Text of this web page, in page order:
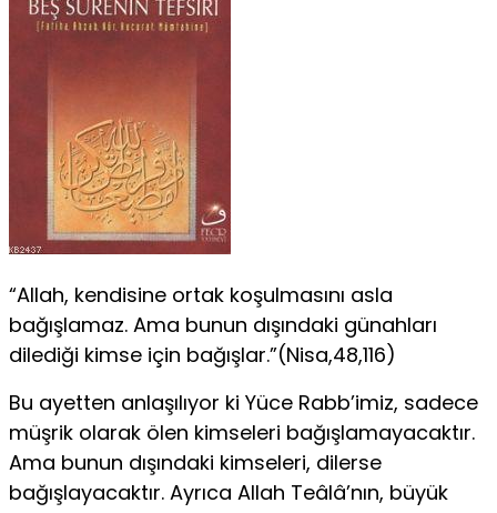
“Allah, kendisine ortak koşulmasını asla
bağışlamaz. Ama bunun dışındaki günahları
dilediği kimse için bağışlar.”(Nisa,48,116)
Bu ayetten anlaşılıyor ki Yüce Rabb’imiz, sadece
müşrik olarak ölen kimseleri bağışlamayacaktır.
Ama bunun dışındaki kimseleri, dilerse
bağışlayacaktır. Ayrıca Allah Teâlâ’nın, büyük